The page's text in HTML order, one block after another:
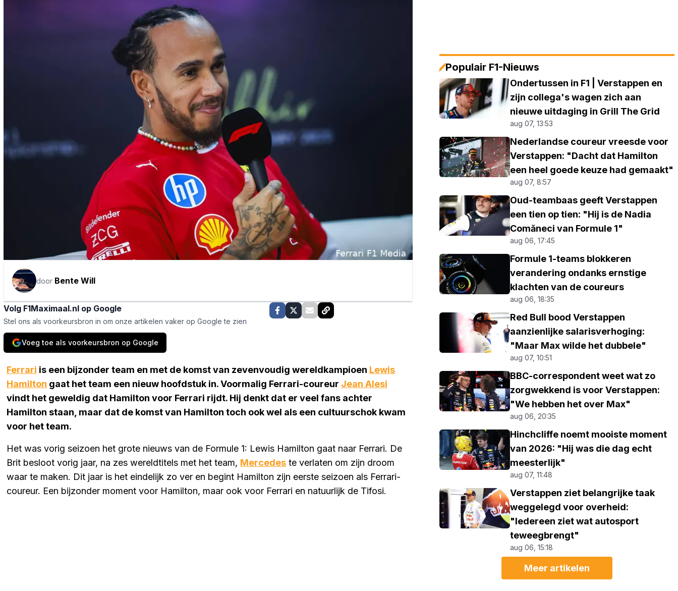
door Bente Will
Volg F1Maximaal.nl op Google
Stel ons als voorkeursbron in om onze artikelen vaker op Google te zien
Voeg toe als voorkeursbron op Google
Ferrari is een bijzonder team en met de komst van zevenvoudig wereldkampioen Lewis
Hamilton gaat het team een nieuw hoofdstuk in. Voormalig Ferrari-coureur Jean Alesi
vindt het geweldig dat Hamilton voor Ferrari rijdt. Hij denkt dat er veel fans achter
Hamilton staan, maar dat de komst van Hamilton toch ook wel als een cultuurschok kwam
voor het team.
Het was vorig seizoen het grote nieuws van de Formule 1: Lewis Hamilton gaat naar Ferrari. De
Brit besloot vorig jaar, na zes wereldtitels met het team, Mercedes te verlaten om zijn droom
waar te maken. Dit jaar is het eindelijk zo ver en begint Hamilton zijn eerste seizoen als Ferrari-
coureur. Een bijzonder moment voor Hamilton, maar ook voor Ferrari en natuurlijk de Tifosi.
Populair F1-Nieuws
Ondertussen in F1 | Verstappen en
zijn collega's wagen zich aan
nieuwe uitdaging in Grill The Grid
aug 07, 13:53
Nederlandse coureur vreesde voor
Verstappen: "Dacht dat Hamilton
een heel goede keuze had gemaakt"
aug 07, 8:57
Oud-teambaas geeft Verstappen
een tien op tien: "Hij is de Nadia
Comăneci van Formule 1"
aug 06, 17:45
Formule 1-teams blokkeren
verandering ondanks ernstige
klachten van de coureurs
aug 06, 18:35
Red Bull bood Verstappen
aanzienlijke salarisverhoging:
"Maar Max wilde het dubbele"
aug 07, 10:51
BBC-correspondent weet wat zo
zorgwekkend is voor Verstappen:
"We hebben het over Max"
aug 06, 20:35
Hinchcliffe noemt mooiste moment
van 2026: "Hij was die dag echt
meesterlijk"
aug 07, 11:48
Verstappen ziet belangrijke taak
weggelegd voor overheid:
"Iedereen ziet wat autosport
teweegbrengt"
aug 06, 15:18
Meer artikelen